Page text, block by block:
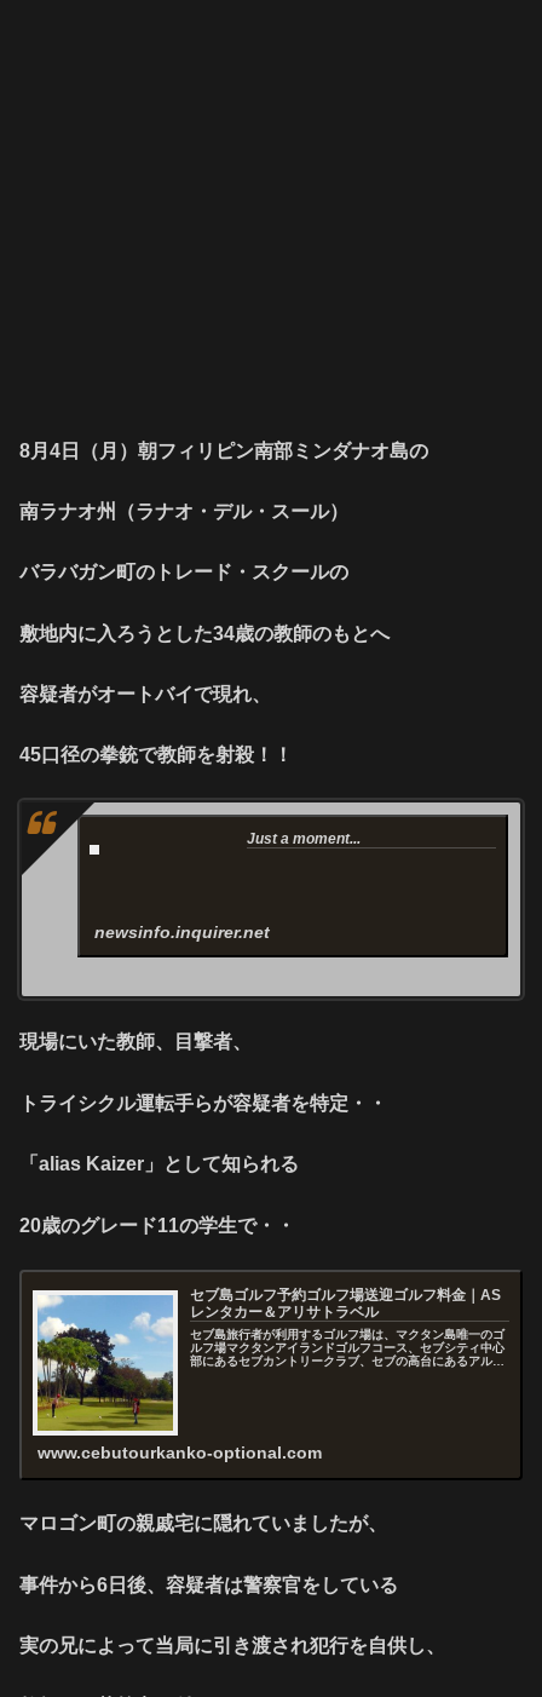
8月4日（月）朝フィリピン南部ミンダナオ島の
南ラナオ州（ラナオ・デル・スール）
バラバガン町のトレード・スクールの
敷地内に入ろうとした34歳の教師のもとへ
容疑者がオートバイで現れ、
45口径の拳銃で教師を射殺！！
Just a moment...
newsinfo.inquirer.net
現場にいた教師、目撃者、
トライシクル運転手らが容疑者を特定・・
「alias Kaizer」として知られる
20歳のグレード11の学生で・・
セブ島ゴルフ予約ゴルフ場送迎ゴルフ料金｜AS
レンタカー＆アリサトラベル
セブ島旅行者が利用するゴルフ場は、マクタン島唯一のゴ
ルフ場マクタンアイランドゴルフコース、セブシティ中心
部にあるセブカントリークラブ、セブの高台にあるアルタ
www.cebutourkanko-optional.com
マロゴン町の親戚宅に隠れていましたが、
事件から6日後、容疑者は警察官をしている
実の兄によって当局に引き渡され犯行を自供し、